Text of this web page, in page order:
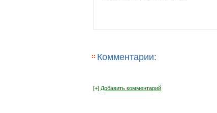
Комментарии:
[+] Добавить комментарий